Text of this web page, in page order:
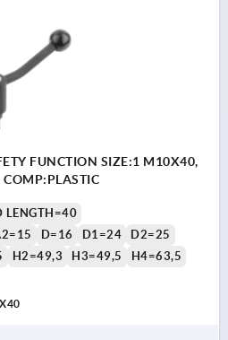
FUNCTION SIZE:1 M10X40,
COMP:PLASTIC
LENGTH=40
D=16 D1=24
D2=25
H2=49,3 H3=49,5
H4=63,5